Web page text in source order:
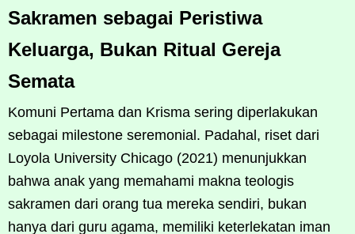
Sakramen sebagai Peristiwa
Keluarga, Bukan Ritual Gereja
Semata
Komuni Pertama dan Krisma sering diperlakukan
sebagai milestone seremonial. Padahal, riset dari
Loyola University Chicago (2021) menunjukkan
bahwa anak yang memahami makna teologis
sakramen dari orang tua mereka sendiri, bukan
hanya dari guru agama, memiliki keterlekatan iman